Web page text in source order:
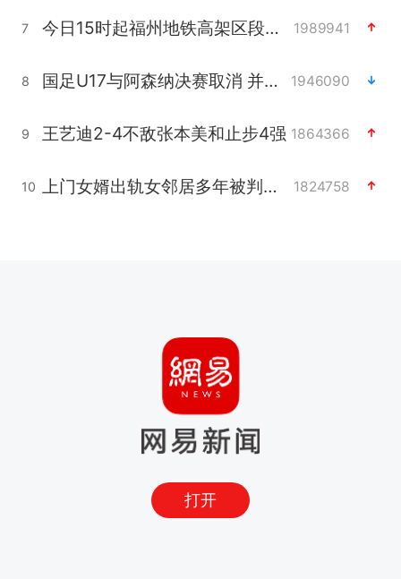
7 今日15时起福州地铁高架区段停运 1989941
8 国足U17与阿森纳决赛取消 并列冠军 1946090
9 王艺迪2-4不敌张本美和止步4强 1864366
10 上门女婿出轨女邻居多年被判重婚罪 1824758
打开